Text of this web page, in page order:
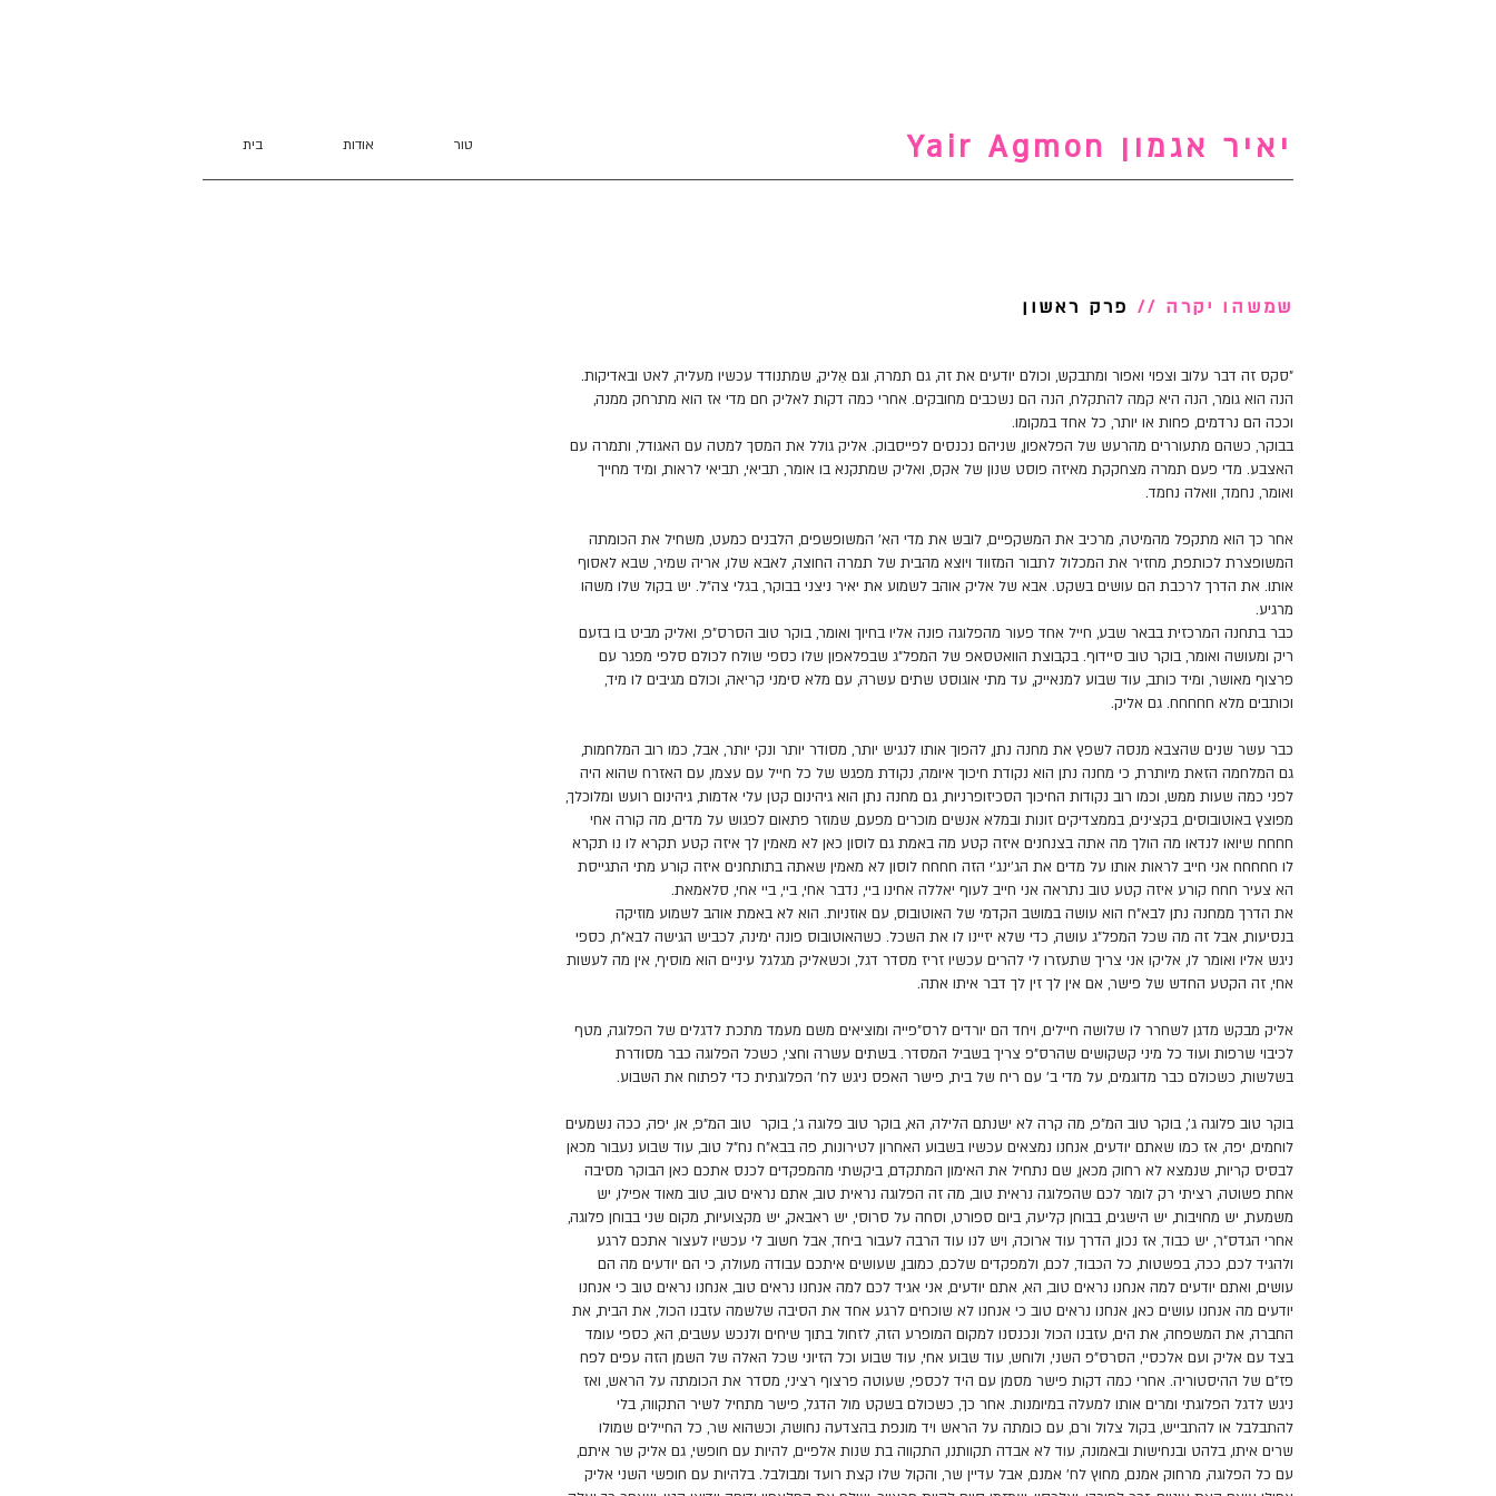
בית אודות טור יאיר אגמון Yair Agmon
שמשהו יקרה // פרק ראשון
״סקס זה דבר עלוב וצפוי ואפור ומתבקש, וכולם יודעים את זה, גם תמרה, וגם אֵליק, שמתנודד עכשיו מעליה, לאט ובאדיקות.
הנה הוא גומר, הנה היא קמה להתקלח, הנה הם נשכבים מחובקים. אחרי כמה דקות לאליק חם מדי אז הוא מתרחק ממנה,
וככה הם נרדמים, פחות או יותר, כל אחד במקומו.
בבוקר, כשהם מתעוררים מהרעש של הפלאפון, שניהם נכנסים לפייסבוק. אליק גולל את המסך למטה עם האגודל, ותמרה עם
האצבע. מדי פעם תמרה מצחקקת מאיזה פוסט שנון של אקס, ואליק שמתקנא בו אומר, תביאי, תביאי לראות, ומיד מחייך
ואומר, נחמד, וואלה נחמד.
אחר כך הוא מתקפל מהמיטה, מרכיב את המשקפיים, לובש את מדי הא' המשופשפים, הלבנים כמעט, משחיל את הכומתה
המשופצרת לכותפת, מחזיר את המכלול לתבור המזווד ויוצא מהבית של תמרה החוצה, לאבא שלו, אריה שמיר, שבא לאסוף
אותו. את הדרך לרכבת הם עושים בשקט. אבא של אליק אוהב לשמוע את יאיר ניצני בבוקר, בגלי צה"ל. יש בקול שלו משהו
מרגיע.
כבר בתחנה המרכזית בבאר שבע, חייל אחד פעור מהפלוגה פונה אליו בחיוך ואומר, בוקר טוב הסרס"פ, ואליק מביט בו בזעם
ריק ומעושה ואומר, בוקר טוב סיידוף. בקבוצת הוואטסאפ של המפל"ג שבפלאפון שלו כספי שולח לכולם סלפי מפגר עם
פרצוף מאושר, ומיד כותב, עוד שבוע למנאייק, עד מתי אוגוסט שתים עשרה, עם מלא סימני קריאה, וכולם מגיבים לו מיד,
וכותבים מלא חחחחח. גם אליק.
כבר עשר שנים שהצבא מנסה לשפץ את מחנה נתן, להפוך אותו לנגיש יותר, מסודר יותר ונקי יותר, אבל, כמו רוב המלחמות,
גם המלחמה הזאת מיותרת, כי מחנה נתן הוא נקודת חיכוך איומה, נקודת מפגש של כל חייל עם עצמו, עם האזרח שהוא היה
לפני כמה שעות ממש, וכמו רוב נקודות החיכוך הסכיזופרניות, גם מחנה נתן הוא גיהינום קטן עלי אדמות, גיהינום רועש ומלוכלך,
מפוצץ באוטובוסים, בקצינים, בממצדיקים זונות ובמלא אנשים מוכרים מפעם, שמוזר פתאום לפגוש על מדים, מה קורה אחי
חחחח שיואו לנדאו מה הולך מה אתה בצנחנים איזה קטע מה באמת גם לוסון כאן לא מאמין לך איזה קטע תקרא לו נו תקרא
לו חחחחח אני חייב לראות אותו על מדים את הג'ינג'י הזה חחחח לוסון לא מאמין שאתה בתותחנים איזה קורע מתי התגייסת
הא צעיר חחח קורע איזה קטע טוב נתראה אני חייב לעוף יאללה אחינו ביי, נדבר אחי, ביי, ביי אחי, סלאמאת.
את הדרך ממחנה נתן לבא"ח הוא עושה במושב הקדמי של האוטובוס, עם אוזניות. הוא לא באמת אוהב לשמוע מוזיקה
בנסיעות, אבל זה מה שכל המפל"ג עושה, כדי שלא יזיינו לו את השכל. כשהאוטובוס פונה ימינה, לכביש הגישה לבא"ח, כספי
ניגש אליו ואומר לו, אליקו אני צריך שתעזרו לי להרים עכשיו זריז מסדר דגל, וכשאליק מגלגל עיניים הוא מוסיף, אין מה לעשות
אחי, זה הקטע החדש של פישר, אם אין לך זין לך דבר איתו אתה.
אליק מבקש מדגן לשחרר לו שלושה חיילים, ויחד הם יורדים לרס"פייה ומוציאים משם מעמד מתכת לדגלים של הפלוגה, מטף
לכיבוי שרפות ועוד כל מיני קשקושים שהרס"פ צריך בשביל המסדר. בשתים עשרה וחצי, כשכל הפלוגה כבר מסודרת
בשלשות, כשכולם כבר מדוגמים, על מדי ב' עם ריח של בית, פישר האפס ניגש לח' הפלוגתית כדי לפתוח את השבוע.​
בוקר טוב פלוגה ג', בוקר טוב המ"פ, מה קרה לא ישנתם הלילה, הא, בוקר טוב פלוגה ג', בוקר טוב המ"פ, או, יפה, ככה נשמעים
לוחמים, יפה, אז כמו שאתם יודעים, אנחנו נמצאים עכשיו בשבוע האחרון לטירונות, פה בבא"ח נח"ל טוב, עוד שבוע נעבור מכאן
לבסיס קריות, שנמצא לא רחוק מכאן, שם נתחיל את האימון המתקדם, ביקשתי מהמפקדים לכנס אתכם כאן הבוקר מסיבה
אחת פשוטה, רציתי רק לומר לכם שהפלוגה נראית טוב, מה זה הפלוגה נראית טוב, אתם נראים טוב, טוב מאוד אפילו, יש
משמעת, יש מחויבות, יש הישגים, בבוחן קליעה, ביום ספורט, וסחה על סרוסי, יש ראבאק, יש מקצועיות, מקום שני בבוחן פלוגה,
אחרי הגדס"ר, יש כבוד, אז נכון, הדרך עוד ארוכה, ויש לנו עוד הרבה לעבור ביחד, אבל חשוב לי עכשיו לעצור אתכם לרגע
ולהגיד לכם, ככה, בפשטות, כל הכבוד, לכם, ולמפקדים שלכם, כמובן, שעושים איתכם עבודה מעולה, כי הם יודעים מה הם
עושים, ואתם יודעים למה אנחנו נראים טוב, הא, אתם יודעים, אני אגיד לכם למה אנחנו נראים טוב, אנחנו נראים טוב כי אנחנו
יודעים מה אנחנו עושים כאן, אנחנו נראים טוב כי אנחנו לא שוכחים לרגע אחד את הסיבה שלשמה עזבנו הכול, את הבית, את
החברה, את המשפחה, את הים, עזבנו הכול ונכנסנו למקום המופרע הזה, לזחול בתוך שיחים ולנכש עשבים, הא, כספי עומד
בצד עם אליק ועם אלכסיי, הסרס"פ השני, ולוחש, עוד שבוע אחי, עוד שבוע וכל הזיוני שכל האלה של השמן הזה עפים לפח
פז"ם של ההיסטוריה. אחרי כמה דקות פישר מסמן עם היד לכספי, שעוטה פרצוף רציני, מסדר את הכומתה על הראש, ואז
ניגש לדגל הפלוגתי ומרים אותו למעלה במיומנות. אחר כך, כשכולם בשקט מול הדגל, פישר מתחיל לשיר התקווה, בלי
להתבלבל או להתבייש, בקול צלול ורם, עם כומתה על הראש ויד מונפת בהצדעה נחושה, וכשהוא שר, כל החיילים שמולו
שרים איתו, בלהט ובנחישות ובאמונה, עוד לא אבדה תקוותנו, התקווה בת שנות אלפיים, להיות עם חופשי, גם אליק שר איתם,
עם כל הפלוגה, מרחוק אמנם, מחוץ לח' אמנם, אבל עדיין שר, והקול שלו קצת רועד ומבולבל. בלהיות עם חופשי השני אליק